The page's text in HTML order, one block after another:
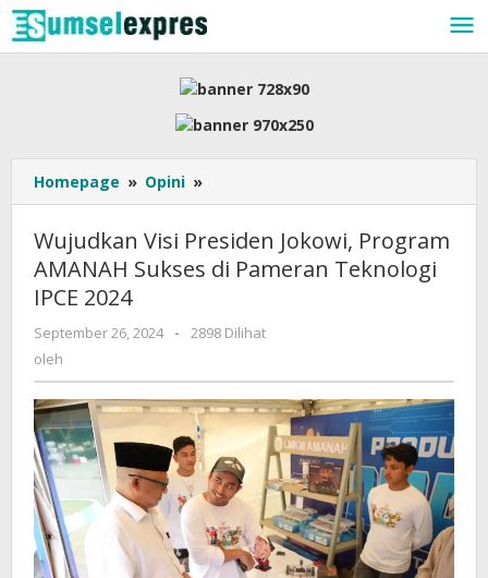
Lewati
ke
konten
Homepage » Opini »
Visi
Jokowi,
Program
di
Teknologi
IPCE
2024
Wujudkan Visi Presiden Jokowi, Program
AMANAH Sukses di Pameran Teknologi
IPCE 2024
September 26, 2024 oleh
-
2898 Dilihat
oleh